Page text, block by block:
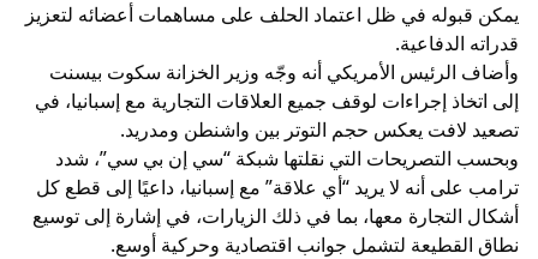
يمكن قبوله في ظل اعتماد الحلف على مساهمات أعضائه لتعزيز
قدراته الدفاعية.
وأضاف الرئيس الأمريكي أنه وجّه وزير الخزانة سكوت بيسنت
إلى اتخاذ إجراءات لوقف جميع العلاقات التجارية مع إسبانيا، في
تصعيد لافت يعكس حجم التوتر بين واشنطن ومدريد.
وبحسب التصريحات التي نقلتها شبكة “سي إن بي سي”، شدد
ترامب على أنه لا يريد “أي علاقة” مع إسبانيا، داعيًا إلى قطع كل
أشكال التجارة معها، بما في ذلك الزيارات، في إشارة إلى توسيع
نطاق القطيعة لتشمل جوانب اقتصادية وحركية أوسع.